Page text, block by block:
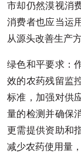
市却仍然漠视消
消费者也应当运
从源头改善生产
绿色和平要求：
效的农药残留监
标准，加强对供
量的检测并确保
更需提供资助和
减少农药使用量